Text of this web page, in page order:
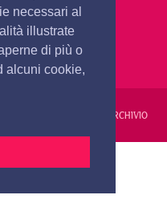
necessari al
illustrate
di più o
alcuni cookie,
ARCHIVIO
ORE VIDEO